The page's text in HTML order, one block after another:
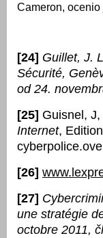
Cameron, ocenio
[24] Guillet, J.
Sécurité,
od 24.
[25] Guisnel, J,
Internet,
[26]
[27]
une stratégie
octobre 2011,